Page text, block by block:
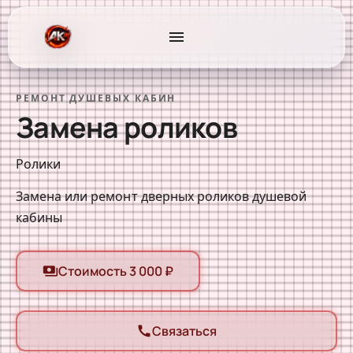
menu
РЕМОНТ ДУШЕВЫХ КАБИН
Замена роликов
Ролики
Замена или ремонт дверных роликов душевой
кабины
paymentsСтоимость 3 000 ₽
callСвязаться